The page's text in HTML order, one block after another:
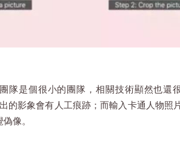
隊是個很小的團隊，相關技術顯然也還
的影象會有人工痕跡；而輸入卡通人物
像。